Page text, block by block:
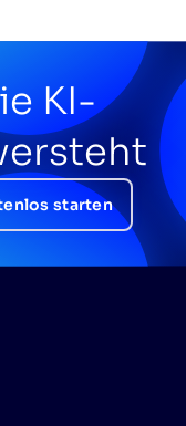
KI-
starten